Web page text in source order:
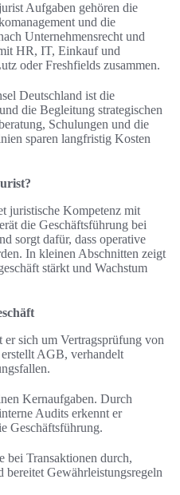
Aufgaben gehören die
und die
Unternehmensrecht und
HR, IT, Einkauf und
oder Freshfields zusammen.
Deutschland ist die
die Begleitung strategischen
Schulungen und die
sparen langfristig Kosten
juristische Kompetenz mit
die Geschäftsführung bei
sorgt dafür, dass operative
In kleinen Abschnitten zeigt
stärkt und Wachstum
sich um Vertragsprüfung von
AGB, verhandelt
Kernaufgaben. Durch
Audits erkennt er
Geschäftsführung.
bei Transaktionen durch,
bereitet Gewährleistungsregeln